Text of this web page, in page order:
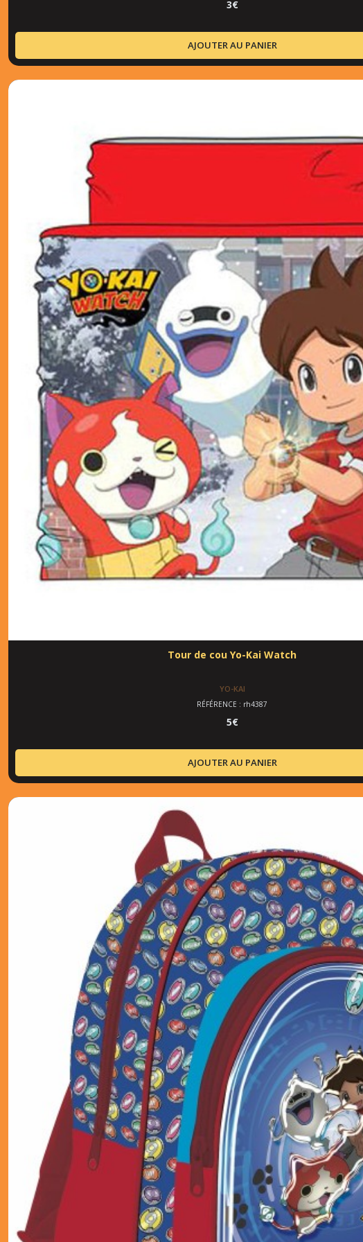
3€
AJOUTER AU PANIER
Tour de cou Yo-Kai Watch
YO-KAI
RÉFÉRENCE : rh4387
5€
AJOUTER AU PANIER